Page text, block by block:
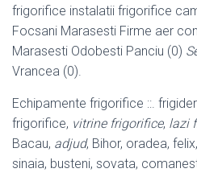
frigorifice instalatii frigorifice
Focsani Marasesti Firme aer
Marasesti Odobesti Panciu (0)
Vrancea (0).
Echipamente frigorifice ::.
frigorifice, vitrine frigorifice, lazi
Bacau, adjud, Bihor, oradea,
sinaia, busteni, sovata,